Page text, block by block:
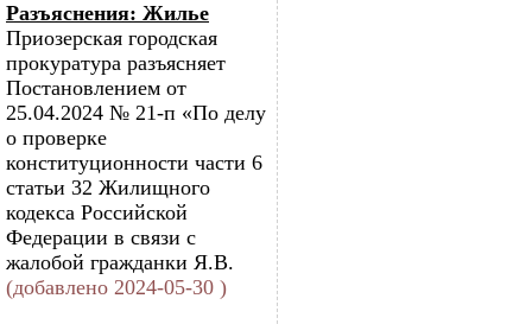
Разъяснения: Жилье
Приозерская городская
прокуратура разъясняет
Постановлением от
25.04.2024 № 21-п «По делу
о проверке
конституционности части 6
статьи 32 Жилищного
кодекса Российской
Федерации в связи с
жалобой гражданки Я.В.
(добавлено 2024-05-30 )